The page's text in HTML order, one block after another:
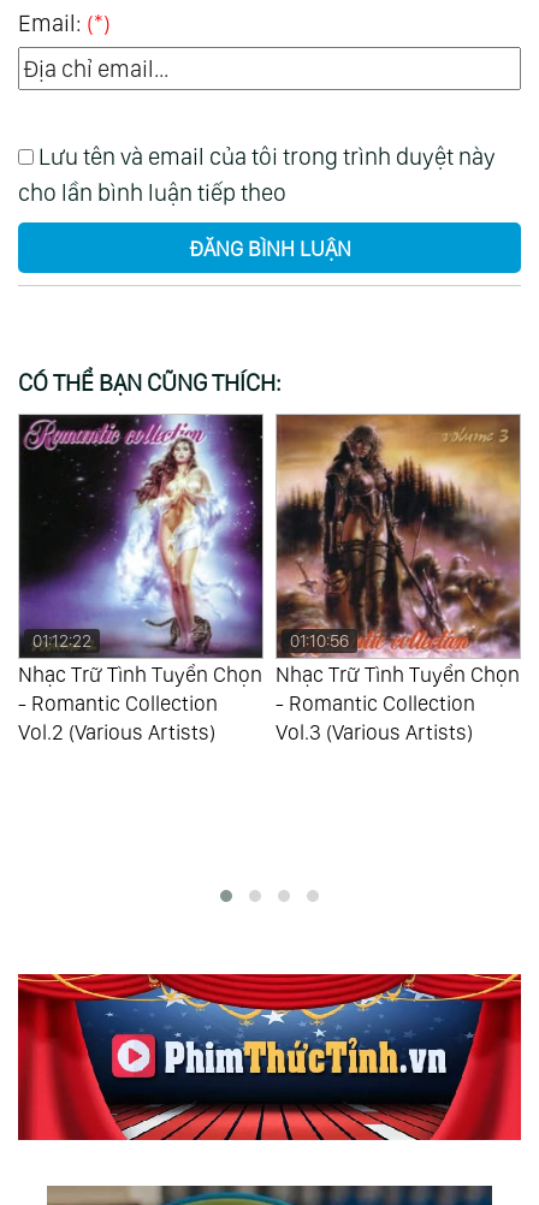
Email: (*)
Lưu tên và email của tôi trong trình duyệt này
cho lần bình luận tiếp theo
ĐĂNG BÌNH LUẬN
CÓ THỂ BẠN CŨNG THÍCH:
01:10:56
Nhạc Trữ Tình Tuyển Chọn
- Romantic Collection
Vol.3 (Various Artists)
01:10:44
Nhạc Trữ Tình Tuyển Chọn
- Romantic Collection -
Golden Vol.1 (Various